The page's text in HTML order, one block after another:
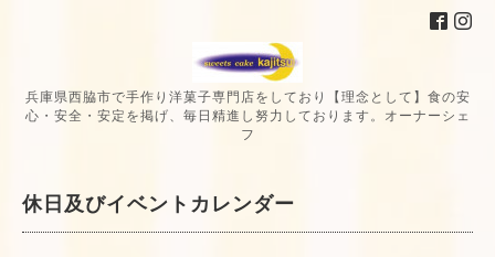
兵庫県西脇市で手作り洋菓子専門店をしており【理念として】食の安
心・安全・安定を掲げ、毎日精進し努力しております。オーナーシェ
フ
休日及びイベントカレンダー